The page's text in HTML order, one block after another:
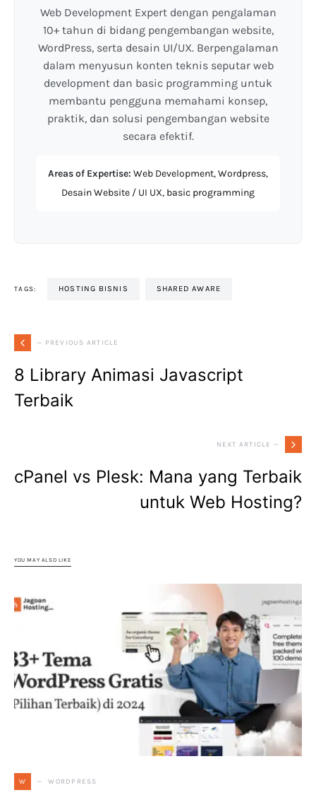
Web Development Expert dengan pengalaman
10+ tahun di bidang pengembangan website,
WordPress, serta desain UI/UX. Berpengalaman
dalam menyusun konten teknis seputar web
development dan basic programming untuk
membantu pengguna memahami konsep,
praktik, dan solusi pengembangan website
secara efektif.
Areas of Expertise: Web Development, Wordpress,
Desain Website / UI UX, basic programming
TAGS: HOSTING BISNIS SHARED AWARE
— PREVIOUS ARTICLE
8 Library Animasi Javascript
Terbaik
NEXT ARTICLE —
cPanel vs Plesk: Mana yang Terbaik
untuk Web Hosting?
YOU MAY ALSO LIKE
W WORDPRESS